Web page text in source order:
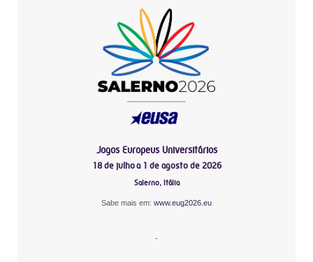
Jogos Europeus Universitários
18 de julho a 1 de agosto de 2026
Salerno, Itália
Sabe mais em: www.eug2026.eu
-